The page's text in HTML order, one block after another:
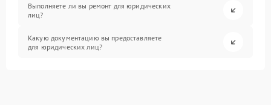
Выполняете ли вы ремонт для юридических
лиц?
Какую документацию вы предоставляете
для юридических лиц?